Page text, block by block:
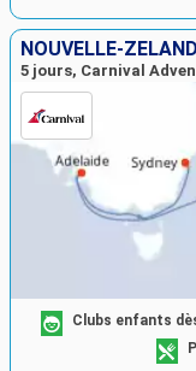
NOUVELLE-
5 jours, Carnival
Clubs enfants